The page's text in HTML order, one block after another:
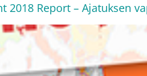
2018 Report – Ajatuksen